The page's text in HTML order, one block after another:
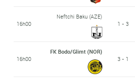
16h00
Neftchi Baku (AZE)
1 - 3
16h00
FK Bodo/Glimt (NOR)
3 - 1